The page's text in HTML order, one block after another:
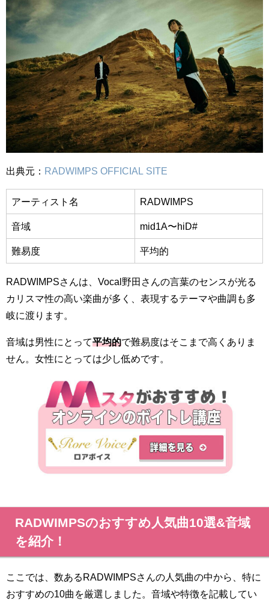
出典元： RADWIMPS OFFICIAL SITE
アーティスト名 RADWIMPS
音域 mid1A〜hiD#
難易度 平均的
RADWIMPSさんは、Vocal野田さんの言葉のセンスが光る
カリスマ性の高い楽曲が多く、表現するテーマや曲調も多
岐に渡ります。
音域は男性にとって平均的で難易度はそこまで高くありま
せん。女性にとっては少し低めです。
RADWIMPSのおすすめ人気曲10選&音域
を紹介！
ここでは、数あるRADWIMPSさんの人気曲の中から、特に
おすすめの10曲を厳選しました。音域や特徴を記載してい